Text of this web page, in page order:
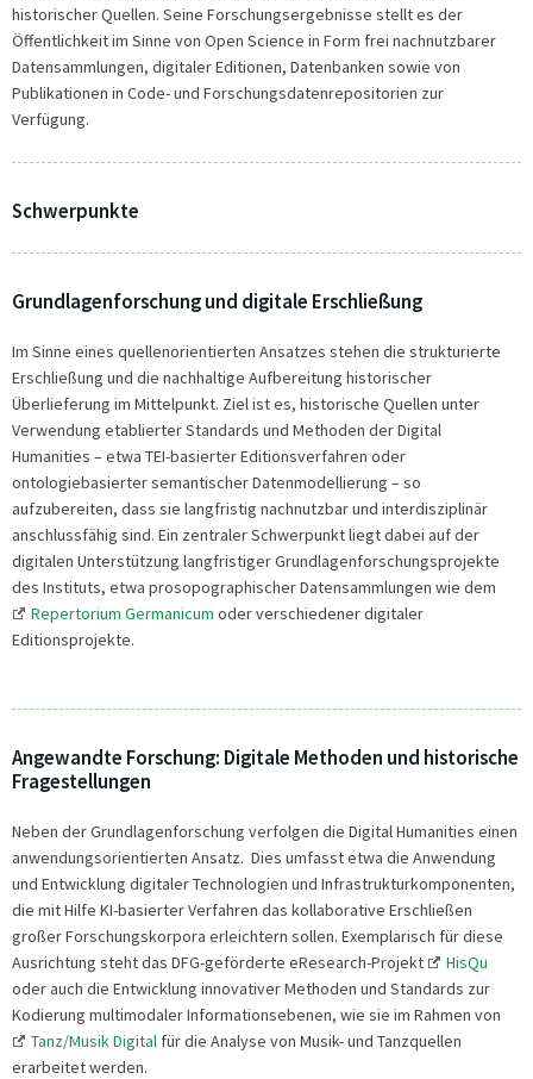
historischer Quellen. Seine Forschungsergebnisse stellt es der
Öffentlichkeit im Sinne von Open Science in Form frei nachnutzbarer
Datensammlungen, digitaler Editionen, Datenbanken sowie von
Publikationen in Code- und Forschungsdatenrepositorien zur
Verfügung.
Schwerpunkte
Grundlagenforschung und digitale Erschließung
Im Sinne eines quellenorientierten Ansatzes stehen die strukturierte
Erschließung und die nachhaltige Aufbereitung historischer
Überlieferung im Mittelpunkt. Ziel ist es, historische Quellen unter
Verwendung etablierter Standards und Methoden der Digital
Humanities – etwa TEI-basierter Editionsverfahren oder
ontologiebasierter semantischer Datenmodellierung – so
aufzubereiten, dass sie langfristig nachnutzbar und interdisziplinär
anschlussfähig sind. Ein zentraler Schwerpunkt liegt dabei auf der
digitalen Unterstützung langfristiger Grundlagenforschungsprojekte
des Instituts, etwa prosopographischer Datensammlungen wie dem
Repertorium Germanicum oder verschiedener digitaler
Editionsprojekte.
Angewandte Forschung: Digitale Methoden und historische
Fragestellungen
Neben der Grundlagenforschung verfolgen die Digital Humanities einen
anwendungsorientierten Ansatz. Dies umfasst etwa die Anwendung
und Entwicklung digitaler Technologien und Infrastrukturkomponenten,
die mit Hilfe KI-basierter Verfahren das kollaborative Erschließen
großer Forschungskorpora erleichtern sollen. Exemplarisch für diese
Ausrichtung steht das DFG-geförderte eResearch-Projekt
HisQu
oder auch die Entwicklung innovativer Methoden und Standards zur
Kodierung multimodaler Informationsebenen, wie sie im Rahmen von
Tanz/Musik Digital für die Analyse von Musik- und Tanzquellen
erarbeitet werden.